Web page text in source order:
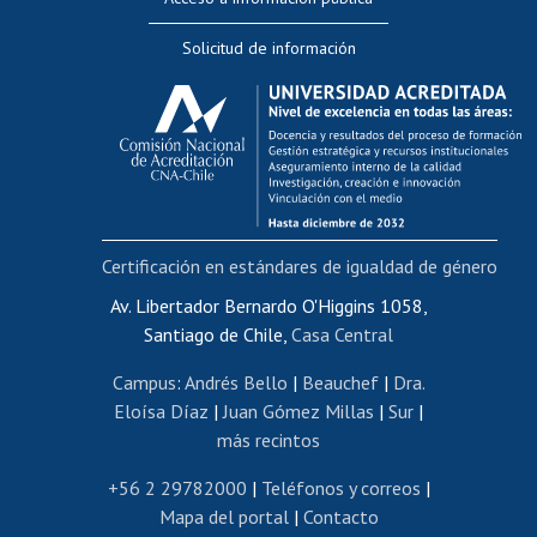
Evaluación docente
Calificación académica
Postulación al AUCAI
Funcionarias/os
Cursos internos de capacitación
Bienestar del personal
Portal de movilidad interna
Certificado de renta
Certificado de renta honorarios
Editar páginas blancas
Extranjeras/os
Revalidación y reconocimiento de títulos
Postulación al Programa de Movilidad Estudiantil
Solicitud de información
Av. Libertador Bernardo O'Higgins 1058,
Santiago de Chile, Casa Central
Campus: Andrés Bello | Beauchef| Dra.
Eloísa Díaz | Juan Gómez Millas | Sur |
más recintos
+56 2 29782000 | Teléfonos y correos |
Mapa del portal| Contacto
Certificación en estándares de igualdad de género